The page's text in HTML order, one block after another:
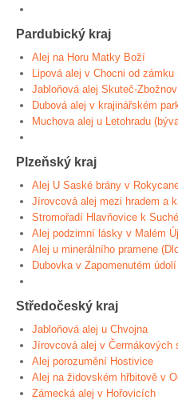
Pardubický kraj
Alej na Horu Matky Boží
Lipová alej v Chocni od zámku
Jabloňová alej Skuteč-Zbožnov
Dubová alej v krajinářském
Muchova alej u Letohradu
Plzeňský kraj
Alej U Saské brány v
Jírovcová alej mezi hradem a
Stromořadí Hlavňovice k Suché
Alej podzimní lásky v Malém
Alej u minerálního pramene
Dubovka v Zapomenutém údolí
Středočeský kraj
Jabloňová alej u Chvojna
Jírovcová alej v Čermákových
Alej porozumění Hostivice
Alej na židovském hřbitově v
Zámecká alej v Hořovicích